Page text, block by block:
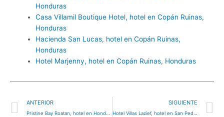
Honduras
Casa Villamil Boutique Hotel, hotel en Copán Ruinas,
Honduras
Hacienda San Lucas, hotel en Copán Ruinas,
Honduras
Hotel Marjenny, hotel en Copán Ruinas, Honduras
Ant
ANTERIOR
Pristine Bay Roatan, hotel en Honduras
SIGUIENTE
Hotel Villas Lazief, hotel en San Pedro Sula, Honduras